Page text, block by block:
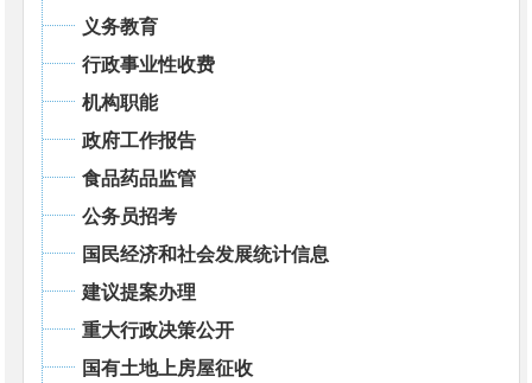
义务教育
行政事业性收费
机构职能
政府工作报告
食品药品监管
公务员招考
国民经济和社会发展统计信息
建议提案办理
重大行政决策公开
国有土地上房屋征收